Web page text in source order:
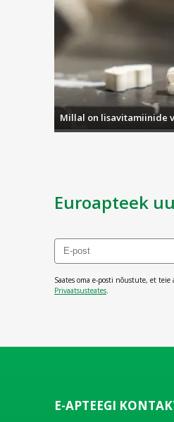
Millal on lisavitamiinide
Euroapteek
Saates oma e-posti nõustute, et
Privaatsusteates
E-APTEEGI